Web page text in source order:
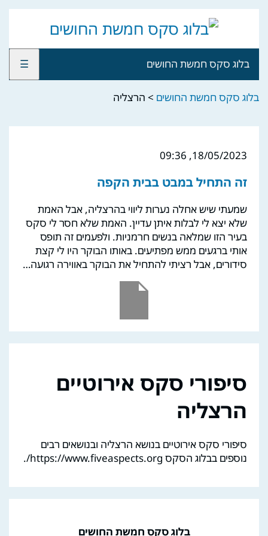
בלוג סקס חמשת החושים ☰
בלוג סקס חמשת החושים > הרצליה
18/05/2023, 09:36
זה התחיל במבט בבית הקפה
שמעתי שיש אחלה נערות ליווי בהרצליה, אבל האמת
שלא יצא לי לבלות איתן עדיין. האמת שלא חסר לי סקס
בעיר הזו שמלאה בנשים חרמניות. ולפעמים זה תופס
אותי ברגעים ממש מפתיעים. באותו הבוקר היו לי קצת
סידורים, אבל רציתי להתחיל את הבוקר באווירה רגועה…
סיפורי סקס אירוטיים
הרצליה
סיפורי סקס אירוטיים בנושא הרצליה ובנושאים רבים
נוספים בבלוג הסקס https://www.fiveaspects.org/.
בלוג סקס חמשת החושים